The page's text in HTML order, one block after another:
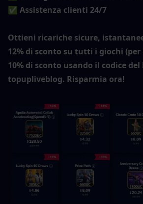
✅ Assistenza clienti 24/7
Ottieni ricariche sicure,
12% di sconto su tutti i giochi
10% di sconto usando il codice del
topupliveblog. Risparmia ora!